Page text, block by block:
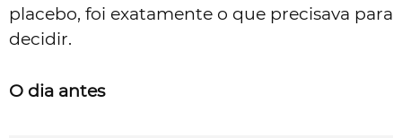
placebo, foi exatamente o que precisava para
decidir.
O dia antes